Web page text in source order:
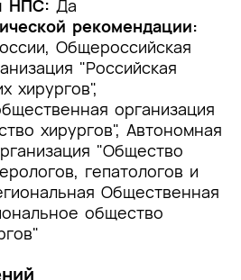
или состояния
или состояний)
заболевания или
или
болезней и
со здоровьем
или состояния
или состояний)
заболевания или
или
НПС: Да
рекомендации:
Общероссийская
"Российская
хирургов",
организация
хирургов", Автономная
"Общество
гепатологов и
Общественная
общество